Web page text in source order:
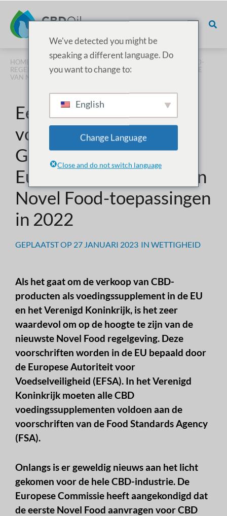
HOME WETTIGHEID/ EEN POSITIEVE WENDING VOOR CBD-
REGELGEVING: GOEDKEURING DOOR EUROPESE COMMISSIE
VAN NOVEL FOOD TOEPASSINGEN IN 2022
Een positieve wending
voor CBD-regelgeving:
Goedkeuring door de
Europese Commissie van
Novel Food-toepassingen
in 2022
GEPLAATST OP 27 JANUARI 2023 IN WETTIGHEID
Als het gaat om de verkoop van CBD-
producten als voedingssupplement in de EU
en het Verenigd Koninkrijk, is het zeer
waardevol om op de hoogte te zijn van de
nieuwste Novel Food regelgeving. Deze
voorschriften worden in de EU bepaald door
de Europese Autoriteit voor
Voedselveiligheid (EFSA). In het Verenigd
Koninkrijk moeten alle CBD
voedingssupplementen voldoen aan de
voorschriften van de Food Standards Agency
(FSA).
Onlangs is er geweldig nieuws aan het licht
gekomen voor de hele CBD-industrie. De
Europese Commissie heeft aangekondigd dat
de eerste Novel Food aanvragen voor CBD
We've detected you might be
speaking a different language. Do
you want to change to:
English
Change Language
Close and do not switch language